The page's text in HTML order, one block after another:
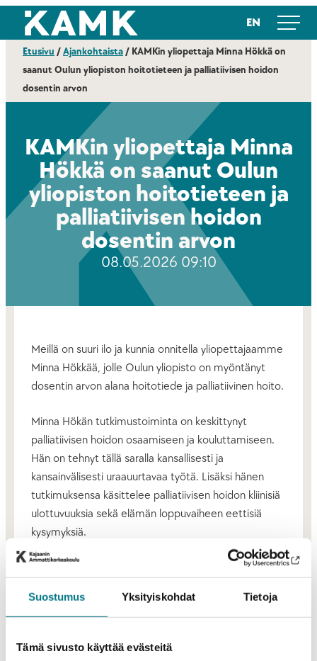
Suostumus Yksityiskohdat Tietoja
Tämä sivusto käyttää evästeitä
Siirry
suoraan
sisältöön
Kajaanin ammattikorkeakoulu EN
Etusivu /Ajankohtaista/ KAMKin yliopettaja Minna Hökkä on
saanut Oulun yliopiston hoitotieteen ja palliatiivisen hoidon
dosentin arvon
KAMKin yliopettaja Minna
Hökkä on saanut Oulun
yliopiston hoitotieteen ja
palliatiivisen hoidon
dosentin arvon
08.05.2026 09:10
Meillä on suuri ilo ja kunnia onnitella yliopettajaamme
Minna Hökkää, jolle Oulun yliopisto on myöntänyt
dosentin arvon alana hoitotiede ja palliatiivinen hoito.
Minna Hökän tutkimustoiminta on keskittynyt
palliatiivisen hoidon osaamiseen ja kouluttamiseen.
Hän on tehnyt tällä saralla kansallisesti ja
kansainvälisesti uraauurtavaa työtä. Lisäksi hänen
tutkimuksensa käsittelee palliatiivisen hoidon kliinisiä
ulottuvuuksia sekä elämän loppuvaiheen eettisiä
kysymyksiä.
Hän toimii asiantuntijana merkittävissä kansallisissa ja
European Association for Palliative Care (EAPC) sekä
hallituksen jäsen. Lisäksi hän edistää alan tutkimusta